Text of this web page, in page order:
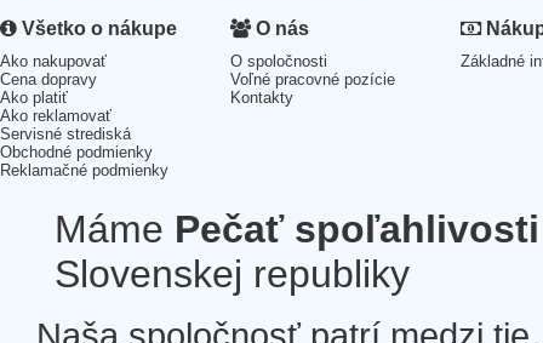
Všetko o nákupe
Ako nakupovať
Cena dopravy
Ako platiť
Ako reklamovať
Servisné strediská
Obchodné podmienky
Reklamačné podmienky
O nás
O spoločnosti
Voľné pracovné pozície
Kontakty
Základné
Máme Pečať spoľahlivosti
Slovenskej republiky